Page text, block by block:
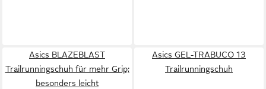
Asics BLAZEBLAST
Trailrunningschuh für mehr Grip;
besonders leicht
Asics GEL-TRABUCO 13
Trailrunningschuh